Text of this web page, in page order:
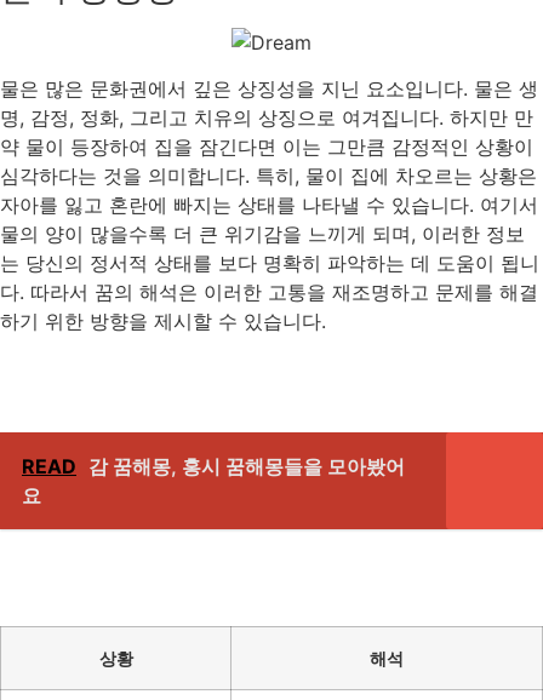
물은 많은 문화권에서 깊은 상징성을 지닌 요소입니다. 물은 생
명, 감정, 정화, 그리고 치유의 상징으로 여겨집니다. 하지만 만
약 물이 등장하여 집을 잠긴다면 이는 그만큼 감정적인 상황이
심각하다는 것을 의미합니다. 특히, 물이 집에 차오르는 상황은
자아를 잃고 혼란에 빠지는 상태를 나타낼 수 있습니다. 여기서
물의 양이 많을수록 더 큰 위기감을 느끼게 되며, 이러한 정보
는 당신의 정서적 상태를 보다 명확히 파악하는 데 도움이 됩니
다. 따라서 꿈의 해석은 이러한 고통을 재조명하고 문제를 해결
하기 위한 방향을 제시할 수 있습니다.
READ 감 꿈해몽, 홍시 꿈해몽들을 모아봤어
요
상황 해석